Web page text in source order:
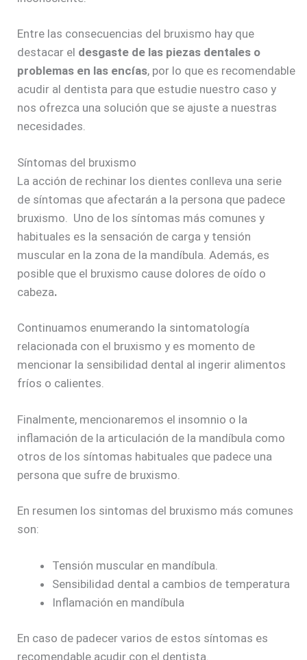
Entre las consecuencias del bruxismo hay que
destacar el desgaste de las piezas dentales o
problemas en las encías, por lo que es recomendable
acudir al dentista para que estudie nuestro caso y
nos ofrezca una solución que se ajuste a nuestras
necesidades.
Síntomas del bruxismo
La acción de rechinar los dientes conlleva una serie
de síntomas que afectarán a la persona que padece
bruxismo. Uno de los síntomas más comunes y
habituales es la sensación de carga y tensión
muscular en la zona de la mandíbula. Además, es
posible que el bruxismo cause dolores de oído o
cabeza.
Continuamos enumerando la sintomatología
relacionada con el bruxismo y es momento de
mencionar la sensibilidad dental al ingerir alimentos
fríos o calientes.
Finalmente, mencionaremos el insomnio o la
inflamación de la articulación de la mandíbula como
otros de los síntomas habituales que padece una
persona que sufre de bruxismo.
En resumen los sintomas del bruxismo más comunes
son:
Tensión muscular en mandíbula.
Sensibilidad dental a cambios de temperatura
Inflamación en mandíbula
En caso de padecer varios de estos síntomas es
recomendable acudir con el dentista.